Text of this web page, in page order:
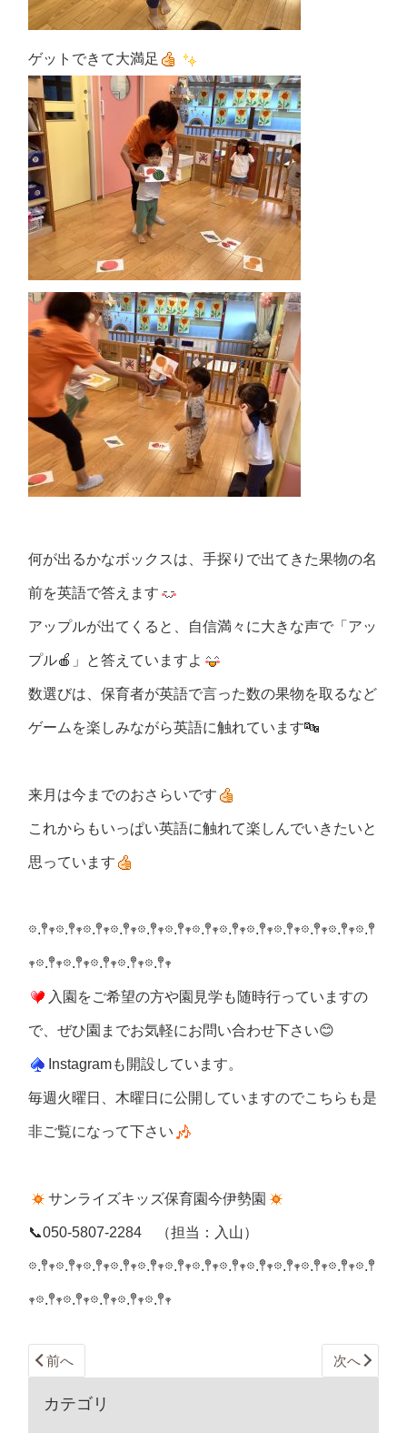
ゲットできて大満足
何が出るかなボックスは、手探りで出てきた果物の名
前を英語で答えます
アップルが出てくると、自信満々に大きな声で「アッ
プル🍎」と答えていますよ
数選びは、保育者が英語で言った数の果物を取るなど
ゲームを楽しみながら英語に触れています🔤
来月は今までのおさらいです
これからもいっぱい英語に触れて楽しんでいきたいと
思っています
𖡼.𖤣𖥧𖡼.𖤣𖥧𖡼.𖤣𖥧𖡼.𖤣𖥧𖡼.𖤣𖥧𖡼.𖤣𖥧𖡼.𖤣𖥧𖡼.𖤣𖥧𖡼.𖤣𖥧𖡼.𖤣𖥧𖡼.𖤣𖥧𖡼.𖤣𖥧𖡼.𖤣
𖥧𖡼.𖤣𖥧𖡼.𖤣𖥧𖡼.𖤣𖥧𖡼.𖤣𖥧𖡼.𖤣𖥧
入園をご希望の方や園見学も随時行っていますの
で、ぜひ園までお気軽にお問い合わせ下さい😊
Instagramも開設しています。
毎週火曜日、木曜日に公開していますのでこちらも是
非ご覧になって下さい
サンライズキッズ保育園今伊勢園
📞050-5807-2284 （担当：入山）
𖡼.𖤣𖥧𖡼.𖤣𖥧𖡼.𖤣𖥧𖡼.𖤣𖥧𖡼.𖤣𖥧𖡼.𖤣𖥧𖡼.𖤣𖥧𖡼.𖤣𖥧𖡼.𖤣𖥧𖡼.𖤣𖥧𖡼.𖤣𖥧𖡼.𖤣𖥧𖡼.𖤣
𖥧𖡼.𖤣𖥧𖡼.𖤣𖥧𖡼.𖤣𖥧𖡼.𖤣𖥧𖡼.𖤣𖥧
前へ 次へ
カテゴリ